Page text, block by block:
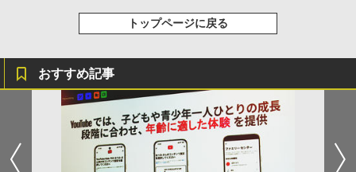
トップページに戻る
おすすめ記事